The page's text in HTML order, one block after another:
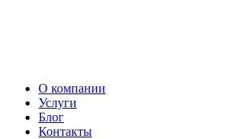
О компании
Услуги
Блог
Контакты